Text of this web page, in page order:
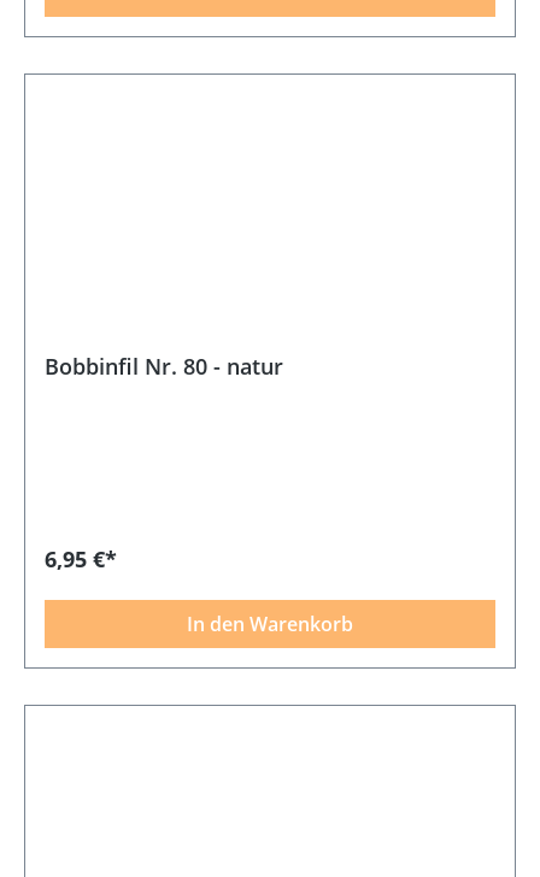
Bobbinfil Nr. 80 - natur
6,95 €*
In den Warenkorb